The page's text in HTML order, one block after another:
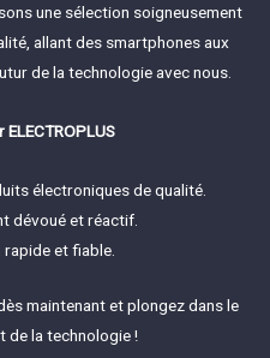
une sélection soigneusement
allant des smartphones aux
de la technologie avec nous.
électroniques de qualité.
dévoué et réactif.
et fiable.
maintenant et plongez dans le
de la technologie !